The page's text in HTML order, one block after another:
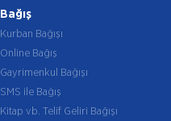
Bağış
Kurban Bağışı
Online Bağış
Gayrimenkul Bağışı
SMS ile Bağış
Kitap vb. Telif Geliri Bağışı